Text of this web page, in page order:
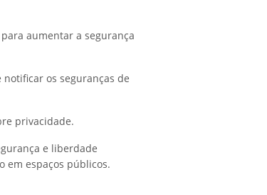
aumentar a segurança
os seguranças de
privacidade.
e liberdade
em espaços públicos.